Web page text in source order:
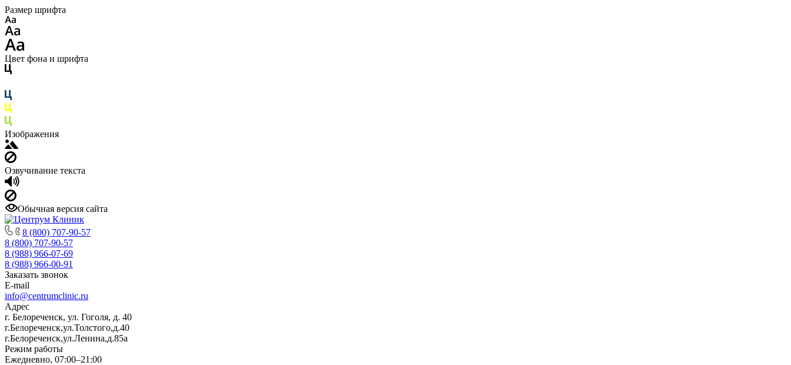
Размер шрифта
Цвет фона и шрифта
Изображения
Озвучивание текста
Обычная версия сайта
8 (800) 707-90-57
8 (800) 707-90-57
8 (988) 966-07-69
8 (988) 966-00-91
Заказать звонок
E-mail
info@centrumclinic.ru
Адрес
г. Белореченск, ул. Гоголя, д. 40
г.Белореченск,ул.Толстого,д.40
г.Белореченск,ул.Ленина,д.85а
Режим работы
Ежедневно, 07:00–21:00